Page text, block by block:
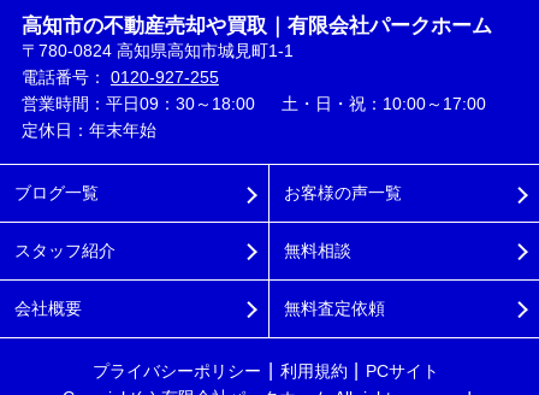
高知市の不動産売却や買取｜有限会社パークホーム
〒780-0824 高知県高知市城見町1-1
電話番号： 0120-927-255
営業時間：平日09：30～18:00 土・日・祝：10:00～17:00
定休日：年末年始
ブログ一覧
スタッフ紹介
会社概要
お客様の声一覧
無料相談
無料査定依頼
プライバシーポリシー 利用規約
PCサイト